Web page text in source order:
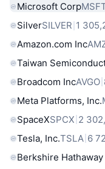
Microsoft Corp
SilverSILVER 1
Amazon.com Inc
Taiwan
Broadcom IncAVGO
Meta Platforms, Inc.
SpaceXSPCX 2
Tesla, Inc.TSLA 6
Berkshire Hathaway